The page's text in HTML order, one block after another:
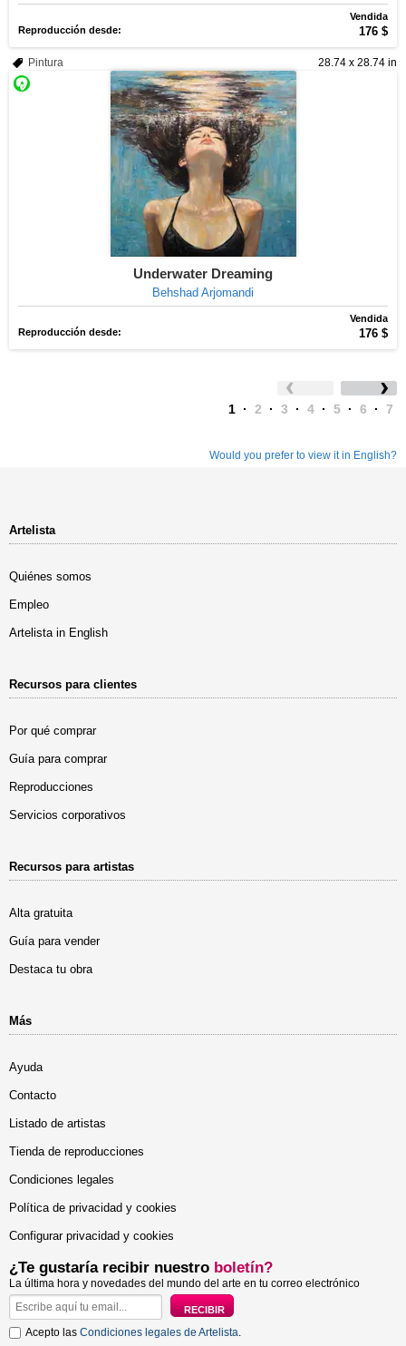
Vendida
Reproducción desde:
176 $
28.74 x 28.74 in
Pintura
Underwater Dreaming
Behshad Arjomandi
Vendida
Reproducción desde:
176 $
1 · 2 · 3 · 4 · 5 · 6 · 7
Would you prefer to view it in English?
Artelista
Quiénes somos
Empleo
Artelista in English
Recursos para clientes
Por qué comprar
Guía para comprar
Reproducciones
Servicios corporativos
Recursos para artistas
Alta gratuita
Guía para vender
Destaca tu obra
Más
Ayuda
Contacto
Listado de artistas
Tienda de reproducciones
Condiciones legales
Política de privacidad y cookies
Configurar privacidad y cookies
¿Te gustaría recibir nuestro boletín?
La última hora y novedades del mundo del arte en tu correo electrónico
Acepto las Condiciones legales de Artelista.